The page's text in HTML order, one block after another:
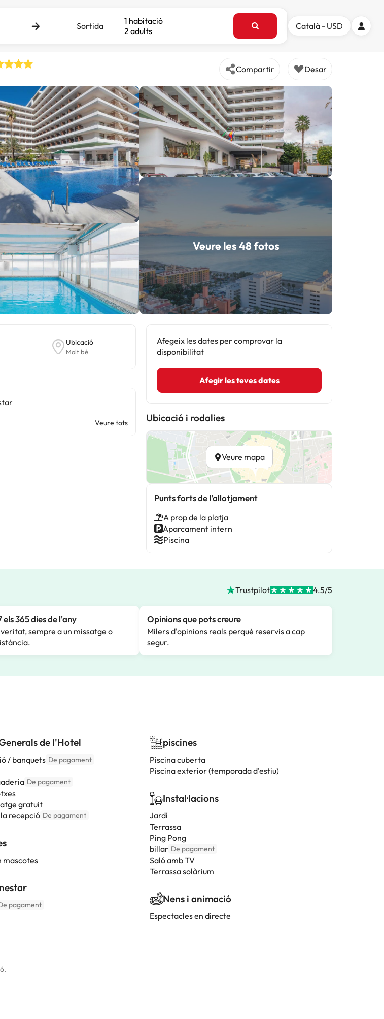
Sortida
1 habitació
2 adults
Català - USD
Compartir Desar
Veure les 48 fotos
Ubicació
Molt bé
Veure tots
Afegeix les dates per comprovar la
disponibilitat
Afegir les teves dates
Ubicació i rodalies
Veure mapa
Punts forts de l'allotjament
A prop de la platja
Aparcament intern
Piscina
Trustpilot 4.5/5
365 dies de l'any
sempre a un missatge o
Opinions que pots creure
Milers d'opinions reals perquè reservis a cap
segur.
de l'Hotel
/ banquets De pagament
De pagament
gratuit
recepció De pagament
mascotes
pagament
piscines
Piscina cuberta
Piscina exterior (temporada d'estiu)
Instal·lacions
Jardí
Terrassa
Ping Pong
billar De pagament
Saló amb TV
Terrassa solàrium
Nens i animació
Espectacles en directe